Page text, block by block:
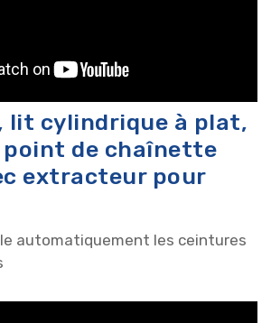
lit cylindrique à plat,
point de chaînette
extracteur pour
automatiquement les ceintures